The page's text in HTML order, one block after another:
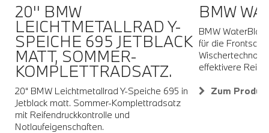
20'' BMW
LEICHTMETALLRAD Y-
SPEICHE 695 JETBLACK
MATT, SOMMER-
KOMPLETTRADSATZ.
20“ BMW Leichtmetallrad Y-Speiche 695 in
Jetblack matt. Sommer-Komplettradsatz
mit Reifendruckkontrolle und
Notlaufeigenschaften.
BMW
BMW
für die
effektivere
Zum